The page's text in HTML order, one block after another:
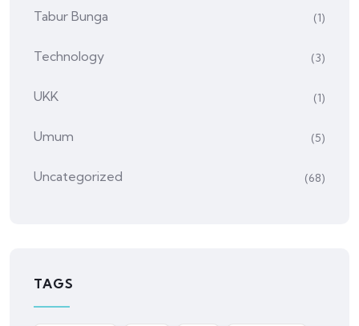
Tabur Bunga (1)
Technology (3)
UKK (1)
Umum (5)
Uncategorized (68)
TAGS